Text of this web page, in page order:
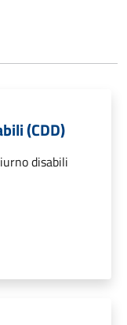
(CDD)
disabili